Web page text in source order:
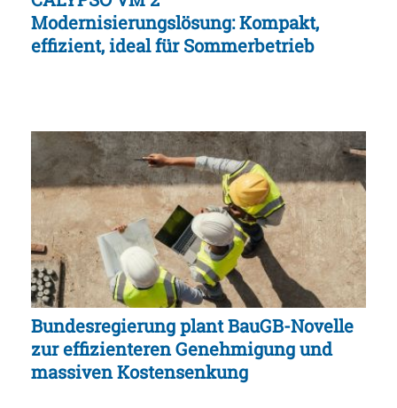
Modernisierungslösung: Kompakt,
effizient, ideal für Sommerbetrieb
Bundesregierung plant BauGB-Novelle
zur effizienteren Genehmigung und
massiven Kostensenkung